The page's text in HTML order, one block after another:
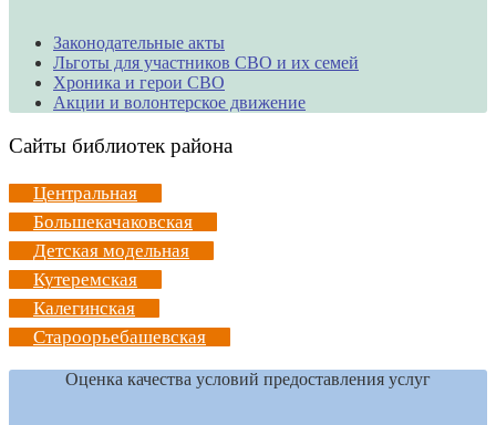
Законодательные акты
Льготы для участников СВО и их семей
Хроника и герои СВО
Акции и волонтерское движение
Сайты библиотек района
Центральная
Большекачаковская
Детская модельная
Кутеремская
Калегинская
Староорьебашевская
Оценка качества условий предоставления услуг